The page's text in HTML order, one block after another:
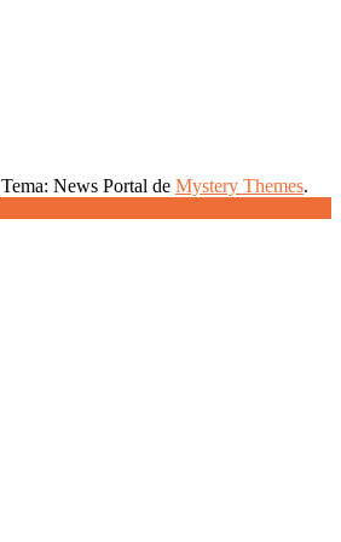
Tema: News Portal de Mystery Themes.